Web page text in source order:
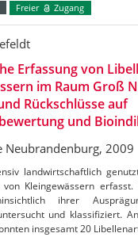
Freier Zugang
Erfassung von
im Raum Groß
Rückschlüsse auf
und
Neubrandenburg, 2009
landwirtschaftlich
von Kleingewässern
ihrer
und klassifiziert.
insgesamt 20